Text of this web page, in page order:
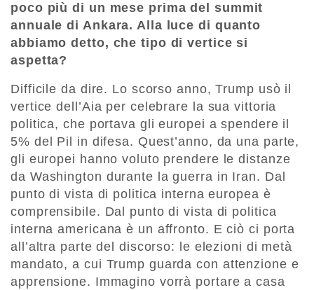
poco più di un mese prima del summit
annuale di Ankara. Alla luce di quanto
abbiamo detto, che tipo di vertice si
aspetta?
Difficile da dire. Lo scorso anno, Trump usò il
vertice dell’Aia per celebrare la sua vittoria
politica, che portava gli europei a spendere il
5% del Pil in difesa. Quest’anno, da una parte,
gli europei hanno voluto prendere le distanze
da Washington durante la guerra in Iran. Dal
punto di vista di politica interna europea è
comprensibile. Dal punto di vista di politica
interna americana è un affronto. E ciò ci porta
all’altra parte del discorso: le elezioni di metà
mandato, a cui Trump guarda con attenzione e
apprensione. Immagino vorrà portare a casa